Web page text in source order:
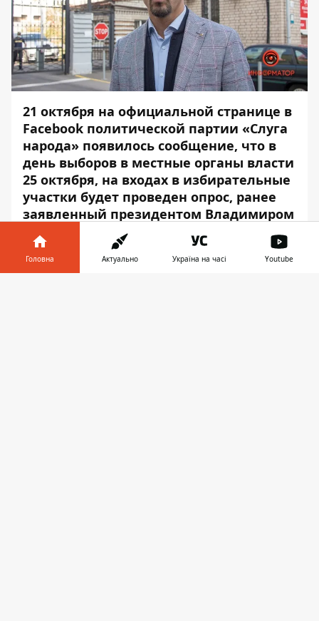
21 октября на официальной странице в
Facebook политической партии «Слуга
народа» появилось сообщение, что в
день выборов в местные органы власти
25 октября, на входах в избирательные
участки будет проведен опрос, ранее
заявленный президентом Владимиром
Зеленским. Проводить его будут
сотрудники неназванной
социологической фирмы по заказу
Головна Актуально Україна на часі Youtube